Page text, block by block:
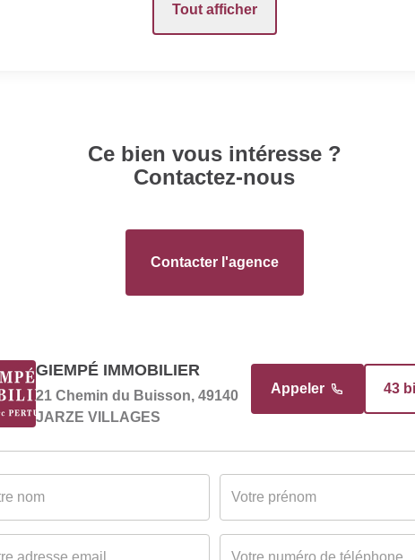
Tout afficher
Ce bien vous intéresse ?
Contactez-nous
Contacter l'agence
GIEMPÉ IMMOBILIER
21 Chemin du Buisson, 49140
JARZE VILLAGES
Appeler 43